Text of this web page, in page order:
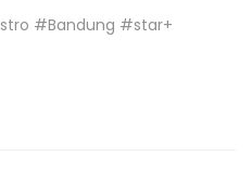
#Bandung #star+